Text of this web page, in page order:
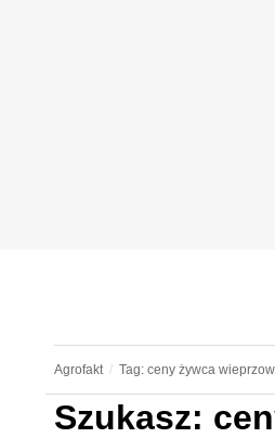
Agrofakt Tag: ceny żywca
Szukasz: